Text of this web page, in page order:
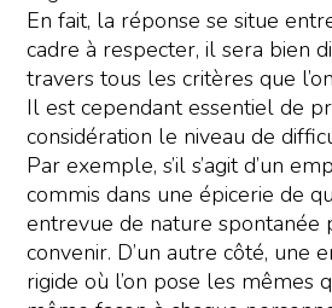
En fait, la réponse se situe
cadre à respecter, il sera bien
travers tous les critères que
Il est cependant essentiel de
considération le niveau de
Par exemple, s’il s’agit d’un
commis dans une épicerie de
entrevue de nature spontanée
convenir. D’un autre côté, une
rigide où l’on pose les mêmes